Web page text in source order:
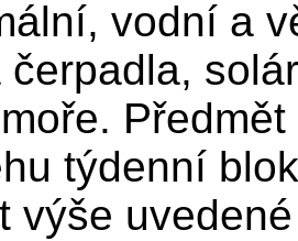
vodní a
čerpadla,
týdenní
výše